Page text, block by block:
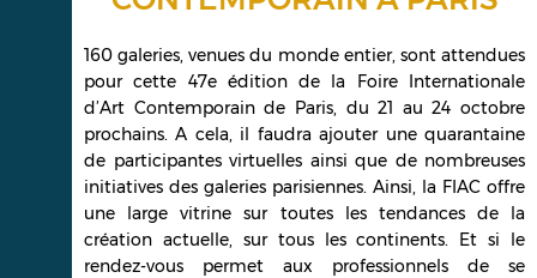
160 galeries, venues du monde entier, sont attendues
pour cette 47e édition de la Foire Internationale
d’Art Contemporain de Paris, du 21 au 24 octobre
prochains. A cela, il faudra ajouter une quarantaine
de participantes virtuelles ainsi que de nombreuses
initiatives des galeries parisiennes. Ainsi, la FIAC offre
une large vitrine sur toutes les tendances de la
création actuelle, sur tous les continents. Et si le
rendez-vous permet aux professionnels de se